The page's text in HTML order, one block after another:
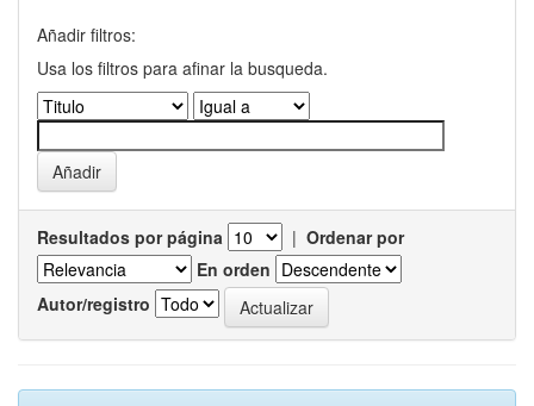
Añadir filtros:
Usa los filtros para afinar la busqueda.
Resultados por página | Ordenar por
En orden
Autor/registro